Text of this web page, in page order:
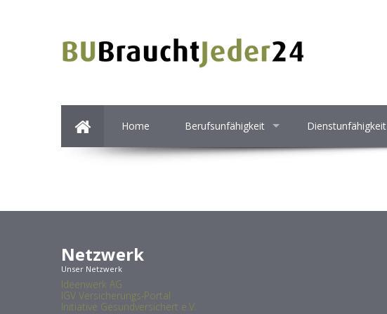
Home Berufsunfähigkeit Dienstunfähigkeit
Netzwerk
Unser Netzwerk
Ideenwerk AG
IGV Versicherungs-Portal
Initiative Gesundversichert e.V.